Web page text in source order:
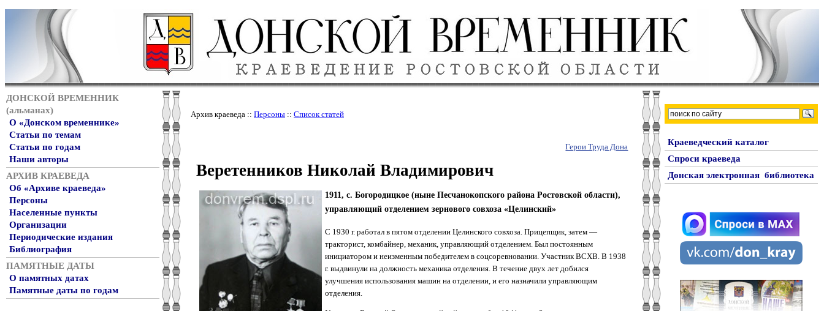
ДОНСКОЙ ВРЕМЕННИК
(альманах)
О «Донском временнике»
Статьи по темам
Статьи по годам
Наши авторы
АРХИВ КРАЕВЕДА
Об «Архиве краеведа»
Персоны
Населенные пункты
Организации
Периодические издания
Библиография
ПАМЯТНЫЕ ДАТЫ
О памятных датах
Памятные даты по годам
Архив краеведа :: Персоны :: Список статей
Герои Труда Дона
Веретенников Николай Владимирович
1911, с. Богородицкое (ныне Песчанокопского района Ростовской области),
управляющий отделением зернового совхоза «Целинский»
С 1930 г. работал в пятом отделении Целинского совхоза. Прицепщик, затем —
тракторист, комбайнер, механик, управляющий отделением. Был постоянным
инициатором и неизменным победителем в соцсоревновании. Участник ВСХВ. В 1938
г. выдвинули на должность механика отделения. В течение двух лет добился
улучшения использования машин на отделении, и его назначили управляющим
отделения.
Краеведческий каталог
Спроси краеведа
Донская электронная библиотека